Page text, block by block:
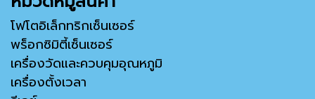
โฟโตอิเล็กทริกเซ็นเซอร์
พร็อกซิมิตี้เซ็นเซอร์
เครื่องวัดและควบคุมอุณหภูมิ
เครื่องตั้งเวลา